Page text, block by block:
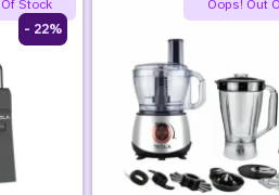
Oops! Out
22% -
Stock